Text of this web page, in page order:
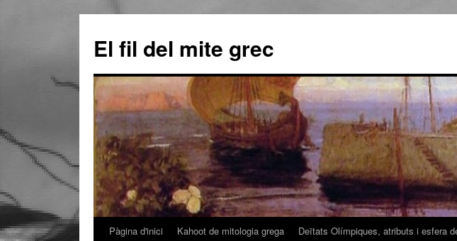
El fil del mite grec
VésPàgina d'inici Kahoot de mitologia grega Deïtats Olímpiques, atributs i esfera